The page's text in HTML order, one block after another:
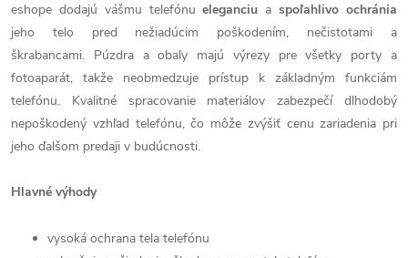
eshope dodajú vášmu telefónueleganciu aspoľahlivo ochránia
jeho telo pred nežiadúcim poškodením, nečistotami a
škrabancami. Púzdra a obaly majú výrezy pre všetky porty a
fotoaparát, takže neobmedzuje prístup k základným funkciám
telefónu. Kvalitné spracovanie materiálov zabezpečí dlhodobý
nepoškodený vzhľad telefónu, čo môže zvýšiť cenu zariadenia pri
jeho ďalšom predaji v budúcnosti.
Hlavné výhody
vysoká ochrana tela telefónu